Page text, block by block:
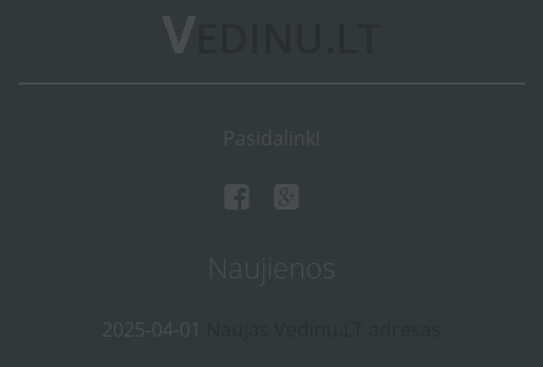
Pasidalink!
Naujienos
2025-04-01